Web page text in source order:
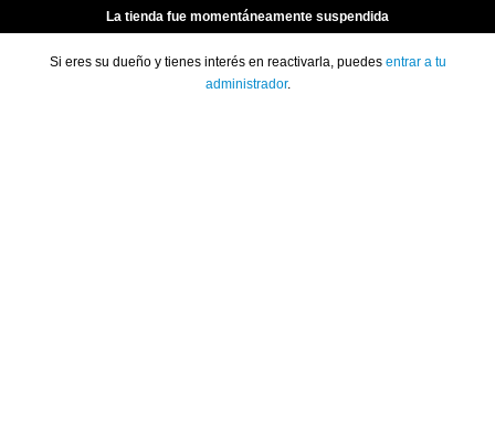
La tienda fue momentáneamente suspendida
Si eres su dueño y tienes interés en reactivarla, puedes entrar a tu
administrador.